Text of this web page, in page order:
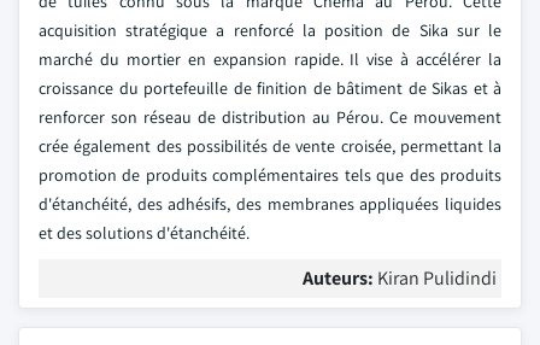
acquisition stratégique a renforcé la position de Sika sur le
marché du mortier en expansion rapide. Il vise à accélérer la
croissance du portefeuille de finition de bâtiment de Sikas et à
renforcer son réseau de distribution au Pérou. Ce mouvement
crée également des possibilités de vente croisée, permettant la
promotion de produits complémentaires tels que des produits
d'étanchéité, des adhésifs, des membranes appliquées liquides
et des solutions d'étanchéité.
Auteurs: Kiran Pulidindi